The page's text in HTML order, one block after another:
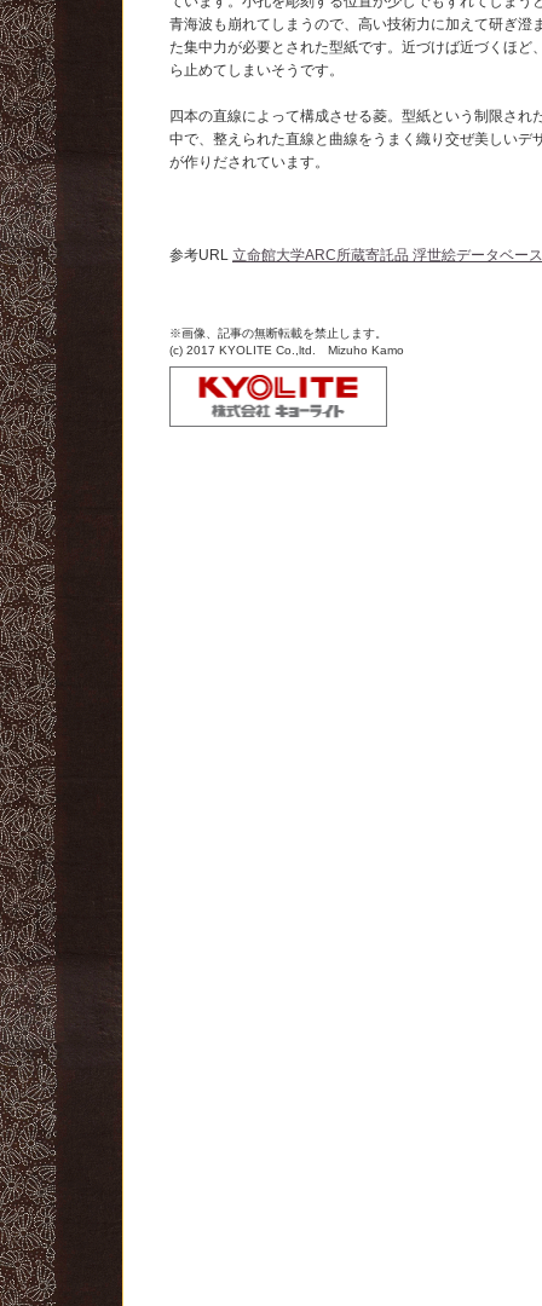
青海波も崩れてしまうので、高い技術力に加えて研ぎ澄
た集中力が必要とされた型紙です。近づけば近づくほど
ら止めてしまいそうです。
四本の直線によって構成させる菱。型紙という制限され
中で、整えられた直線と曲線をうまく織り交ぜ美しいデ
が作りだされています。
参考URL 立命館大学ARC所蔵寄託品 浮世絵データベース
※画像、記事の無断転載を禁止します。
(c) 2017 KYOLITE Co.,ltd. Mizuho Kamo